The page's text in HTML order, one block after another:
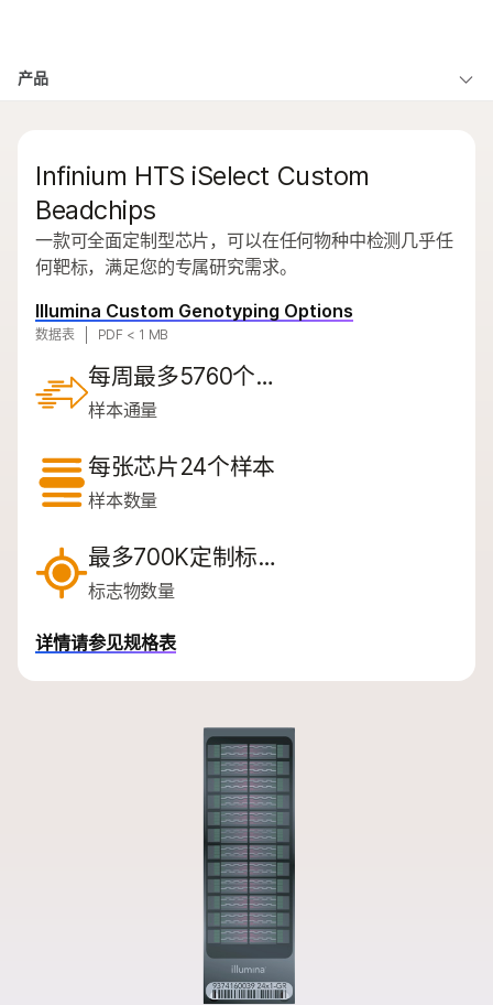
解决方案
公司
支持
推荐内容链接
产品
按类型
按感兴趣的区域
通过仪器兼容性
产品线
产品组合
按类型
通过仪器兼容性
产品线
浏览所有产品
Infinium HTS iSelect Custom
Beadchips
一款可全面定制型芯片，可以在任何物种中检测几乎任
何靶标，满足您的专属研究需求。
Illumina Custom Genotyping Options
数据表 PDF < 1 MB
每周最多5760个…
样本通量
每张芯片24个样本
样本数量
最多700K定制标…
标志物数量
详情请参见规格表
查看更多相关内容。选择您感兴趣的领域:
农业基因组学
复杂疾病
遗传病和罕见病